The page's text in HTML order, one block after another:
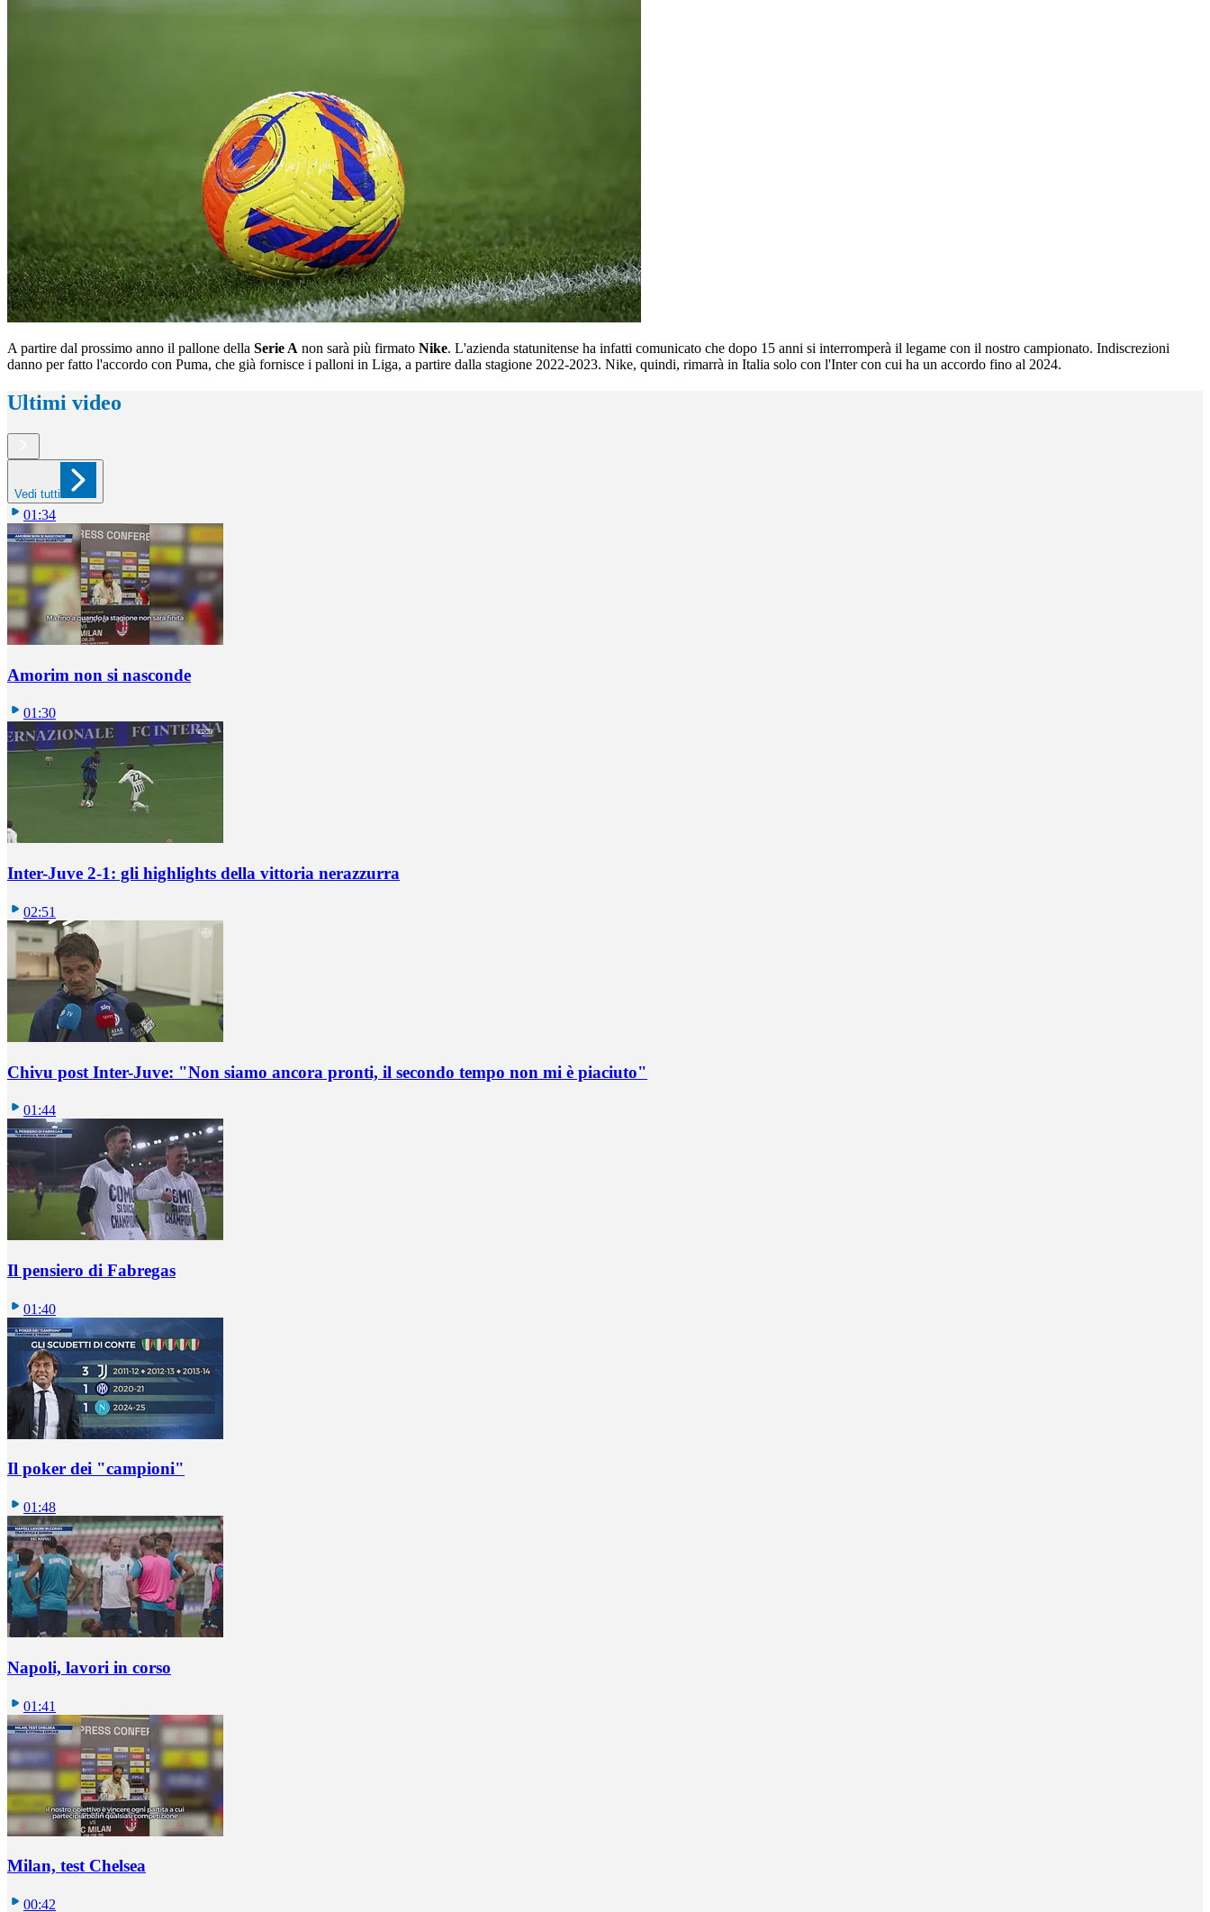
A partire dal prossimo anno il pallone della Serie A non sarà più firmato Nike. L'azienda statunitense ha infatti comunicato che dopo 15 anni si interromperà il legame con il nostro campionato. Indiscrezioni
danno per fatto l'accordo con Puma, che già fornisce i palloni in Liga, a partire dalla stagione 2022-2023. Nike, quindi, rimarrà in Italia solo con l'Inter con cui ha un accordo fino al 2024.
Ultimi video
Vedi tutti
01:34
Amorim non si nasconde
01:30
Inter-Juve 2-1: gli highlights della vittoria nerazzurra
02:51
Chivu post Inter-Juve: "Non siamo ancora pronti, il secondo tempo non mi è piaciuto"
01:44
Il pensiero di Fabregas
01:40
Il poker dei "campioni"
01:48
Napoli, lavori in corso
01:41
Milan, test Chelsea
00:42